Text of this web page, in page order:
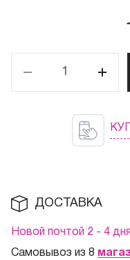
ДОСТАВКА
Новой почтой 2 - 4
Самовывоз из 8